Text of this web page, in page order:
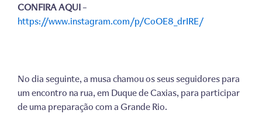
CONFIRA AQUI–
https://www.instagram.com/p/CoOE8_drIRE/
No dia seguinte, a musa chamou os seus seguidores para
um encontro na rua, em Duque de Caxias, para participar
de uma preparação com a Grande Rio.